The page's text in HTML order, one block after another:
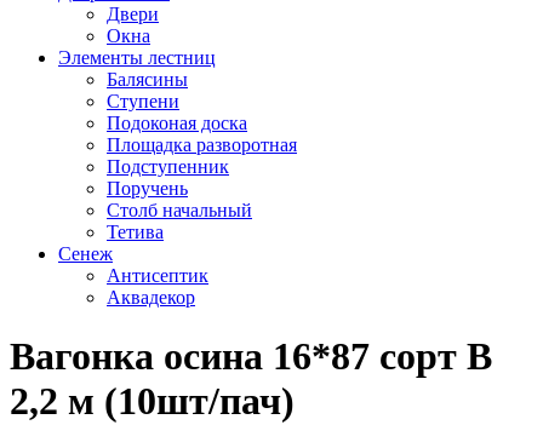
Двери
Окна
Элементы лестниц
Балясины
Ступени
Подоконая доска
Площадка разворотная
Подступенник
Поручень
Столб начальный
Тетива
Сенеж
Антисептик
Аквадекор
Вагонка осина 16*87 сорт В
2,2 м (10шт/пач)